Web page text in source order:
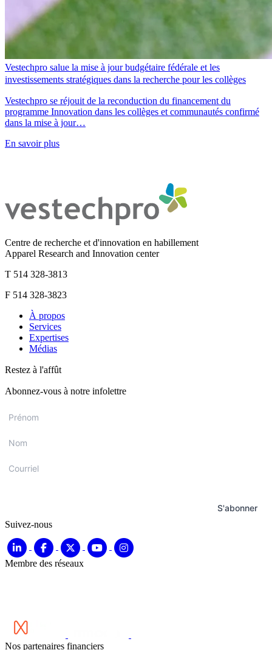
Vestechpro salue la mise à jour budgétaire fédérale et les
investissements stratégiques dans la recherche pour les collèges
Vestechpro se réjouit de la reconduction du financement du
programme Innovation dans les collèges et communautés confirmé
dans la mise à jour…
En savoir plus
Centre de recherche et d'innovation en habillement
Apparel Research and Innovation center
T 514 328-3813
F 514 328-3823
À propos
Services
Expertises
Médias
Restez à l'affût
Abonnez-vous à notre infolettre
S'abonner
Suivez-nous
Membre des réseaux
Nos partenaires financiers